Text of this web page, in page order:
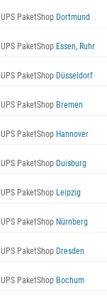
UPS PaketShop Dortmund
UPS PaketShop Essen, Ruhr
UPS PaketShop Düsseldorf
UPS PaketShop Bremen
UPS PaketShop Hannover
UPS PaketShop Duisburg
UPS PaketShop Leipzig
UPS PaketShop Nürnberg
UPS PaketShop Dresden
UPS PaketShop Bochum